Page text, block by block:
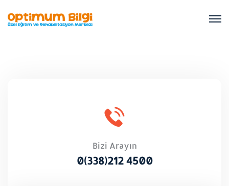
Bizi Arayın
0(338)212 4500